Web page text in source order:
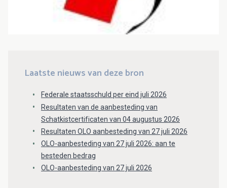
Laatste nieuws van deze bron
Federale staatsschuld per eind juli 2026
Resultaten van de aanbesteding van
Schatkistcertificaten van 04 augustus 2026
Resultaten OLO aanbesteding van 27 juli 2026
OLO-aanbesteding van 27 juli 2026: aan te
besteden bedrag
OLO-aanbesteding van 27 juli 2026